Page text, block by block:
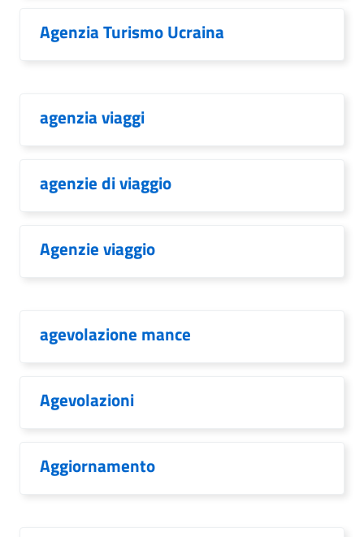
Agenzia Turismo Ucraina
agenzia viaggi
agenzie di viaggio
Agenzie viaggio
agevolazione mance
Agevolazioni
Aggiornamento